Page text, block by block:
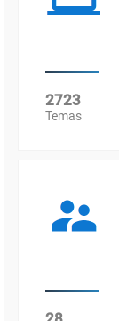
2723
Temas